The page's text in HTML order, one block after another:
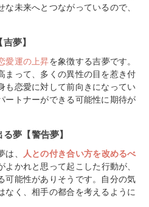
未来へとつながっているので、
夢】
愛運の上昇を象徴する吉夢です。
まって、多くの異性の目を惹き付
も恋愛に対して前向きになってい
ートナーができる可能性に期待が
夢【警告夢】
、
人との付き合い方を改めるべ
かれと思って起こした行動が、
可能性がありそうです。自分の気
なく、相手の都合を考えるように